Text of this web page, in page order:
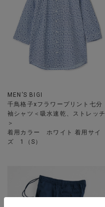
MEN’S BIGI
千鳥格子xフラワープリント七分
袖シャツ＜吸水速乾、ストレッチ
＞
着用カラー ホワイト 着用サイ
ズ 1（S）